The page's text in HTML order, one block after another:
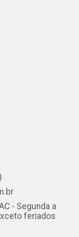
- Segunda a
feriados